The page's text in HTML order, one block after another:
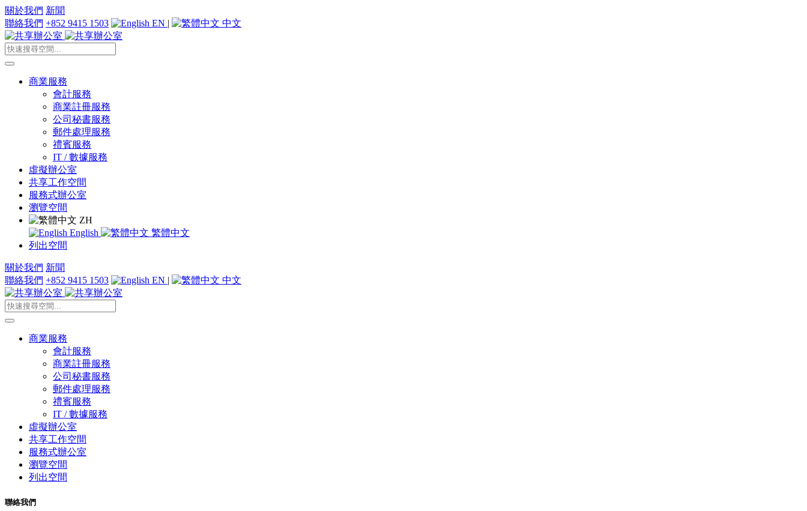
關於我們 新聞
聯絡我們 +852 9415 1503 EN | 中文
商業服務
會計服務
商業註冊服務
公司秘書服務
郵件處理服務
禮賓服務
IT / 數據服務
虛擬辦公室
共享工作空間
服務式辦公室
瀏覽空間
ZH
English
繁體中文
列出空間
關於我們 新聞
聯絡我們 +852 9415 1503 EN | 中文
商業服務
會計服務
商業註冊服務
公司秘書服務
郵件處理服務
禮賓服務
IT / 數據服務
虛擬辦公室
共享工作空間
服務式辦公室
瀏覽空間
列出空間
聯絡我們